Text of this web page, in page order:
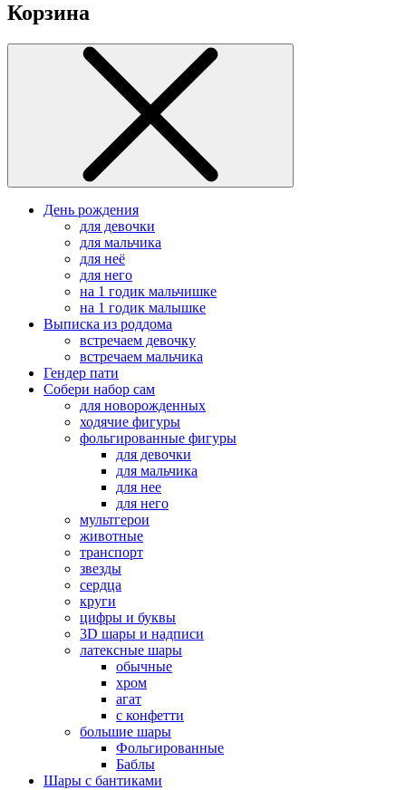
Корзина
День рождения
для девочки
для мальчика
для неё
для него
на 1 годик мальчишке
на 1 годик малышке
Выписка из роддома
встречаем девочку
встречаем мальчика
Гендер пати
Собери набор сам
для новорожденных
ходячие фигуры
фольгированные фигуры
для девочки
для мальчика
для нее
для него
мультгерои
животные
транспорт
звезды
сердца
круги
цифры и буквы
3D шары и надписи
латексные шары
обычные
хром
агат
с конфетти
большие шары
Фольгированные
Баблы
Шары с бантиками